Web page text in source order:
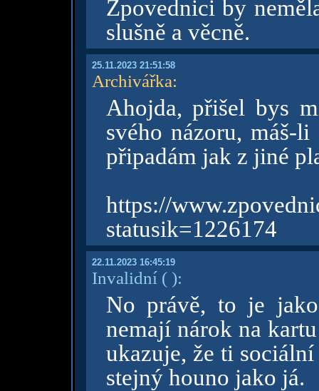
Zpovednici by
slušně a věcně.
25.11.2023 21:51:58
Archivářka:
Ahojda, přišel bys
svého názoru, máš-
připadám jak z jiné
https://
statusik=1226174
22.11.2023 16:45:19
Invalidní( ):
No právě, to je
nemají nárok na
ukazuje, že ti
stejný houno jako já.